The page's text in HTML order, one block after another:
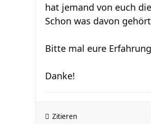
hat jemand von euch
Schon was davon
Bitte mal eure
Danke!
Zitieren